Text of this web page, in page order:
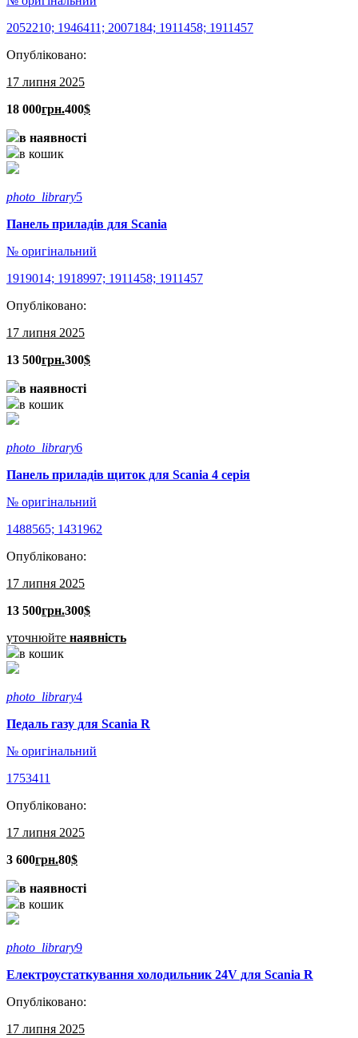
2052210; 1946411; 2007184; 1911458; 1911457
Опубліковано:
17 липня 2025
18 000грн.400$
в наявності
в кошик
photo_library5
Панель приладів для Scania
№ оригінальний
1919014; 1918997; 1911458; 1911457
Опубліковано:
17 липня 2025
13 500грн.300$
в наявності
в кошик
photo_library6
Панель приладів щиток для Scania 4 серія
№ оригінальний
1488565; 1431962
Опубліковано:
17 липня 2025
13 500грн.300$
уточнюйте наявність
в кошик
photo_library4
Педаль газу для Scania R
№ оригінальний
1753411
Опубліковано:
17 липня 2025
3 600грн.80$
в наявності
в кошик
photo_library9
Електроустаткування холодильник 24V для Scania R
Опубліковано:
17 липня 2025